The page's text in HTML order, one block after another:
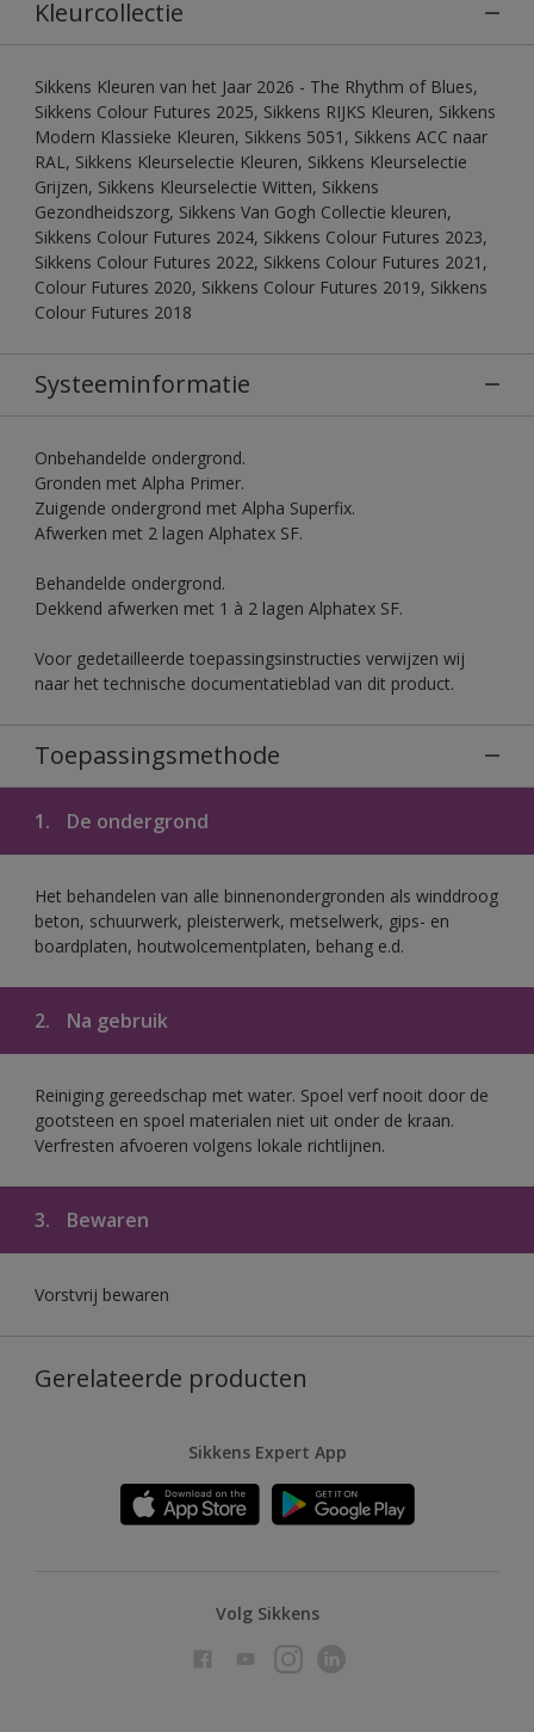
Kleurcollectie
Sikkens Kleuren van het Jaar 2026 - The Rhythm of Blues,
Sikkens Colour Futures 2025, Sikkens RIJKS Kleuren, Sikkens
Modern Klassieke Kleuren, Sikkens 5051, Sikkens ACC naar
RAL, Sikkens Kleurselectie Kleuren, Sikkens Kleurselectie
Grijzen, Sikkens Kleurselectie Witten, Sikkens
Gezondheidszorg, Sikkens Van Gogh Collectie kleuren,
Sikkens Colour Futures 2024, Sikkens Colour Futures 2023,
Sikkens Colour Futures 2022, Sikkens Colour Futures 2021,
Colour Futures 2020, Sikkens Colour Futures 2019, Sikkens
Colour Futures 2018
Systeeminformatie
Onbehandelde ondergrond.
Gronden met Alpha Primer.
Zuigende ondergrond met Alpha Superfix.
Afwerken met 2 lagen Alphatex SF.
Behandelde ondergrond.
Dekkend afwerken met 1 à 2 lagen Alphatex SF.
Voor gedetailleerde toepassingsinstructies verwijzen wij
naar het technische documentatieblad van dit product.
Toepassingsmethode
1. De ondergrond
Het behandelen van alle binnenondergronden als winddroog
beton, schuurwerk, pleisterwerk, metselwerk, gips- en
boardplaten, houtwolcementplaten, behang e.d.
2. Na gebruik
Reiniging gereedschap met water. Spoel verf nooit door de
gootsteen en spoel materialen niet uit onder de kraan.
Verfresten afvoeren volgens lokale richtlijnen.
3. Bewaren
Vorstvrij bewaren
Gerelateerde producten
Sikkens Expert App
Volg Sikkens